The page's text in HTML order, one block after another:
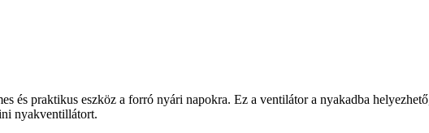
és praktikus eszköz a forró nyári napokra. Ez a ventilátor a nyakadba
nyakventillátort.